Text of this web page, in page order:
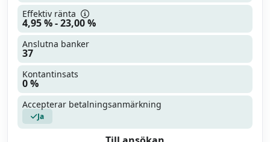
Effektiv ränta
4,95 % - 23,00 %
Anslutna banker
37
Kontantinsats
0 %
Accepterar betalningsanmärkning
Ja